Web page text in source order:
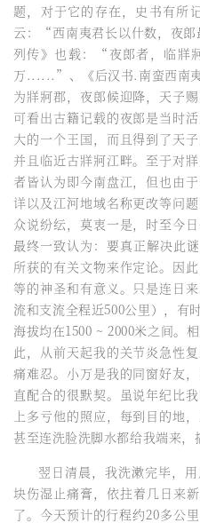
题，对于它的存在，史书有所
云：“西南夷君长以什数，夜
列传》也载：“夜郎者，临牂
万......”、《后汉书.南蛮西南
为牂牁郡，夜郎候迎降，天子
可看出古籍记载的夜郎是当时
大的一个王国，而且得到了天
并且临近古牂牁江畔。至于对
者皆认为即今南盘江，但也由
详以及江河地域名称更改等问
众说纷纭，莫衷一是，时至今
最终一致认为：要真正解决此
所获的有关文物来作定论。因
等的神圣和有意义。只是连日
流和支流全程近500公里），有
海拔均在1500 ~ 2000米之间。
此，从前天起我的关节炎急性
痛难忍。小万是我的同窗好友
直配合的很默契。虽说年纪比
上多亏他的照应，每到目的地
甚至连洗脸洗脚水都给我端来，
翌日清晨，我洗漱完毕，
块伤湿止痛膏，依拄着几日来
了。今天预计的行程约20多公